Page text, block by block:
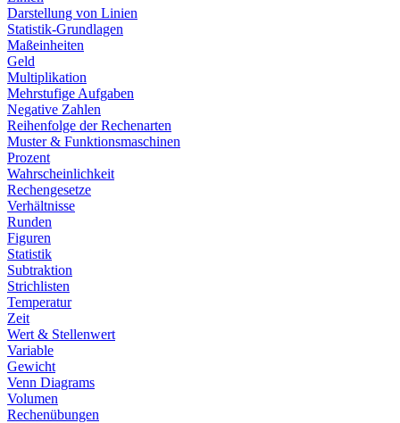
Darstellung von Linien
Statistik-Grundlagen
Maßeinheiten
Geld
Multiplikation
Mehrstufige Aufgaben
Negative Zahlen
Reihenfolge der Rechenarten
Muster & Funktionsmaschinen
Prozent
Wahrscheinlichkeit
Rechengesetze
Verhältnisse
Runden
Figuren
Statistik
Subtraktion
Strichlisten
Temperatur
Zeit
Wert & Stellenwert
Variable
Gewicht
Venn Diagrams
Volumen
Rechenübungen